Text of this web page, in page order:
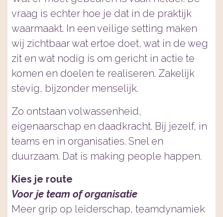
vraag is echter hoe je dat in de praktijk
waarmaakt. In een veilige setting maken
wij zichtbaar wat ertoe doet, wat in de weg
zit en wat nodig is om gericht in actie te
komen en doelen te realiseren. Zakelijk
stevig, bijzonder menselijk.
Zo ontstaan volwassenheid,
eigenaarschap en daadkracht. Bij jezelf, in
teams en in organisaties. Snel en
duurzaam. Dat is making people happen.
Kies je route
Voor je team of organisatie
Meer grip op leiderschap, teamdynamiek